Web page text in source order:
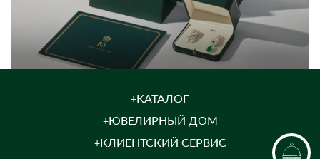
КАТАЛОГ
ЮВЕЛИРНЫЙ ДОМ
КЛИЕНТСКИЙ СЕРВИС